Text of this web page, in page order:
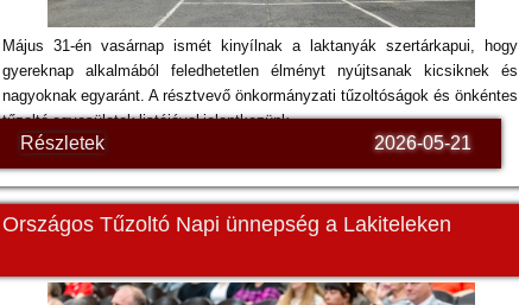
Május 31-én vasárnap ismét kinyílnak a laktanyák szertárkapui, hogy
gyereknap alkalmából feledhetetlen élményt nyújtsanak kicsiknek és
nagyoknak egyaránt. A résztvevő önkormányzati tűzoltóságok és önkéntes
tűzoltó egyesületek listájával jelentkezünk.
Részletek 2026-05-21
Országos Tűzoltó Napi ünnepség a Lakiteleken